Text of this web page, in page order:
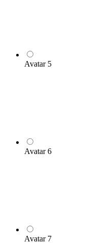
Avatar 5
Avatar 6
Avatar 7